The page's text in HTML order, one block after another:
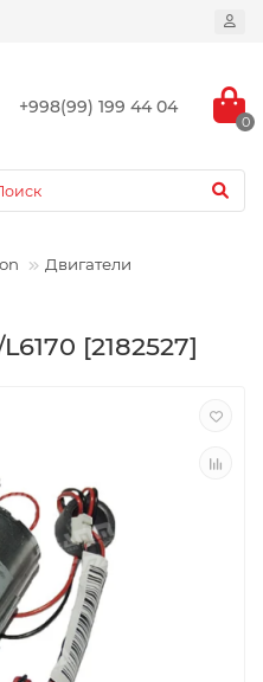
+998(99) 199 44 04
0
Двигатели
[2182527]